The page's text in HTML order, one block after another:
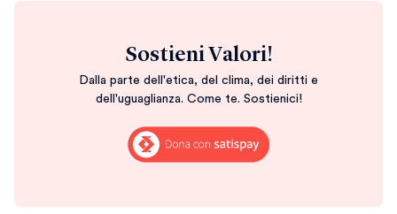
Sostieni Valori!
Dalla parte dell'etica, del clima, dei diritti e
dell'uguaglianza. Come te. Sostienici!